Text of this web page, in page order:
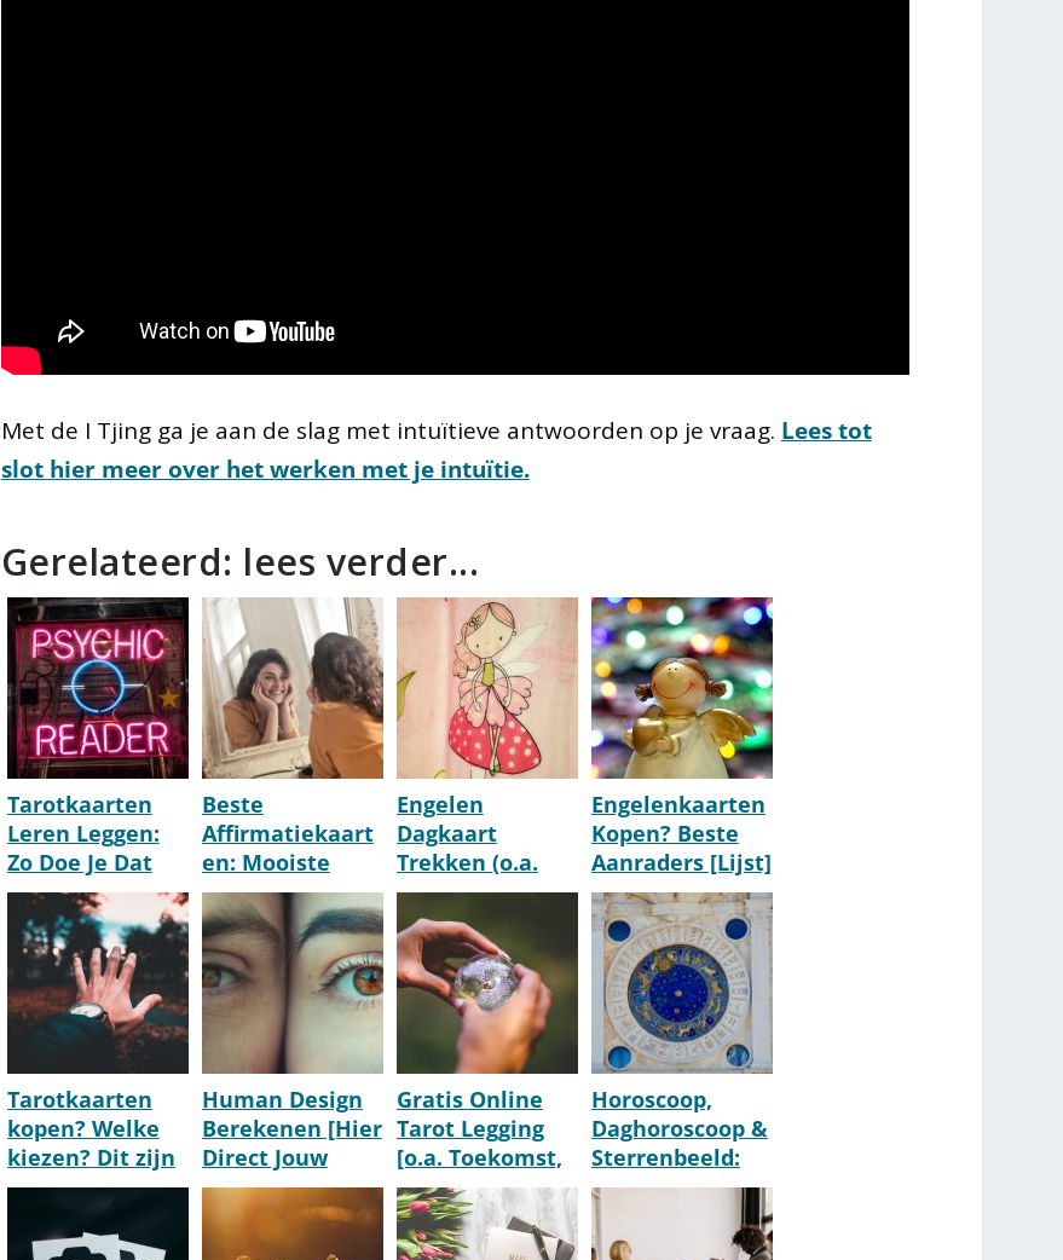
Met de I Tjing ga je aan de slag met intuïtieve antwoorden op je vraag. Lees tot
slot hier meer over het werken met je intuïtie.
Gerelateerd: lees verder...
Tarotkaarten
Leren Leggen:
Zo Doe Je Dat
[Stap Voor Stap
Uitleg]
Beste
Affirmatiekaart
en: Mooiste
Aanraders [Top
10] [2026]
Engelen
Dagkaart
Trekken (o.a.
Van Aartsengel
Michael)
[Online]
Engelenkaarten
Kopen? Beste
Aanraders [Lijst]
[Update 2026]
Tarotkaarten
kopen? Welke
kiezen? Dit zijn
de beste decks!
Human Design
Berekenen [Hier
Direct Jouw
Profiel]
Gratis Online
Tarot Legging
[o.a. Toekomst,
Liefde,
Overledenen,
Etc.]
Horoscoop,
Daghoroscoop &
Sterrenbeeld:
Check Hem Hier